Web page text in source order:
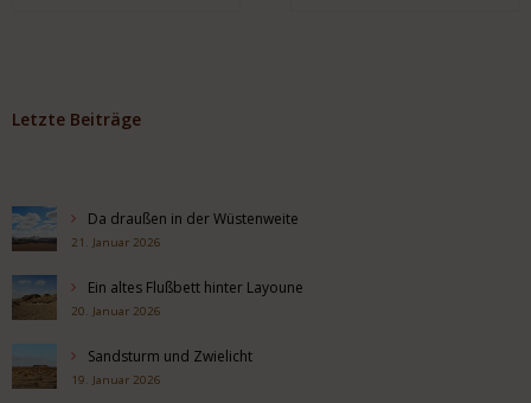
Letzte Beiträge
Da draußen in der Wüstenweite
21. Januar 2026
Ein altes Flußbett hinter Layoune
20. Januar 2026
Sandsturm und Zwielicht
19. Januar 2026